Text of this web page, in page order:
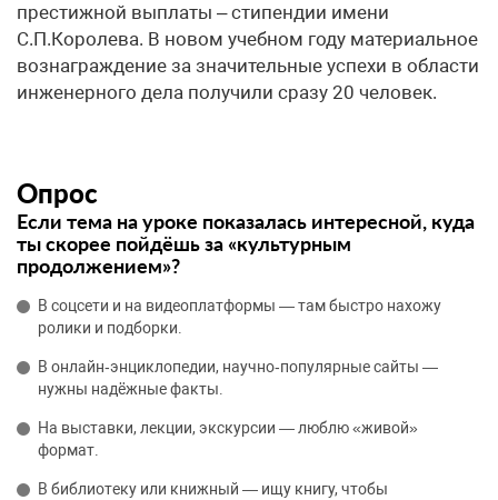
престижной выплаты – стипендии имени
С.П.Королева. В новом учебном году материальное
вознаграждение за значительные успехи в области
инженерного дела получили сразу 20 человек.
Опрос
Если тема на уроке показалась интересной, куда
ты скорее пойдёшь за «культурным
продолжением»?
В соцсети и на видеоплатформы — там быстро нахожу
ролики и подборки.
В онлайн‑энциклопедии, научно‑популярные сайты —
нужны надёжные факты.
На выставки, лекции, экскурсии — люблю «живой»
формат.
В библиотеку или книжный — ищу книгу, чтобы